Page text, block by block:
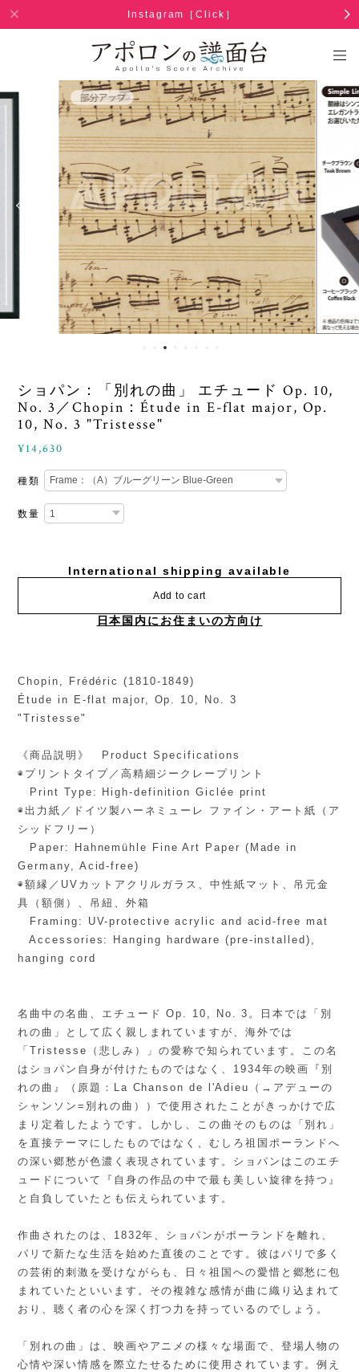
Instagram［Click］
ショパン：「別れの曲」 エチュード Op. 10,
No. 3／Chopin：Étude in E-flat major, Op.
10, No. 3 "Tristesse"
¥14,630
種類
数量
International shipping available
Add to cart
日本国内にお住まいの方向け
Chopin, Frédéric (1810-1849)
Étude in E-flat major, Op. 10, No. 3
"Tristesse"
《商品説明》 Product Specifications
◉プリントタイプ／高精細ジークレープリント
Print Type: High-definition Giclée print
◉出力紙／ドイツ製ハーネミューレ ファイン・アート紙（ア
シッドフリー）
Paper: Hahnemühle Fine Art Paper (Made in
Germany, Acid-free)
◉額縁／UVカットアクリルガラス、中性紙マット、吊元金
具（額側）、吊紐、外箱
Framing: UV-protective acrylic and acid-free mat
Accessories: Hanging hardware (pre-installed),
hanging cord
名曲中の名曲、エチュード Op. 10, No. 3。日本では「別
れの曲」として広く親しまれていますが、海外では
「Tristesse（悲しみ）」の愛称で知られています。この名
はショパン自身が付けたものではなく、1934年の映画『別
れの曲』（原題：La Chanson de l'Adieu（→アデューの
シャンソン=別れの曲））で使用されたことがきっかけで広
まり定着したようです。しかし、この曲そのものは「別れ」
を直接テーマにしたものではなく、むしろ祖国ポーランドへ
の深い郷愁が色濃く表現されています。ショパンはこのエチ
ュードについて『自身の作品の中で最も美しい旋律を持つ』
と自負していたとも伝えられています。
作曲されたのは、1832年、ショパンがポーランドを離れ、
パリで新たな生活を始めた直後のことです。彼はパリで多く
の芸術的刺激を受けながらも、日々祖国への愛惜と郷愁に包
まれていたといいます。その複雑な感情が曲に織り込まれて
おり、聴く者の心を深く打つ力を持っているのでしょう。
「別れの曲」は、映画やアニメの様々な場面で、登場人物の
心情や深い情感を際立たせるために使用されています。例え